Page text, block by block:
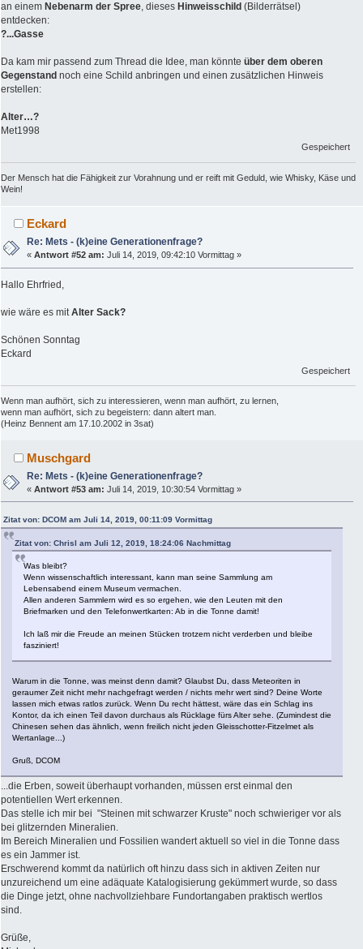
an einem Nebenarm der Spree, dieses Hinweisschild (Bilderrätsel)
entdecken:
?...Gasse
Da kam mir passend zum Thread die Idee, man könnte über dem oberen
Gegenstand noch eine Schild anbringen und einen zusätzlichen Hinweis
erstellen:
Alter…?
Met1998
Gespeichert
Der Mensch hat die Fähigkeit zur Vorahnung und er reift mit Geduld, wie Whisky, Käse und
Wein!
Eckard
Re: Mets - (k)eine Generationenfrage?
«Antwort #52 am: Juli 14, 2019, 09:42:10 Vormittag »
Hallo Ehrfried,
wie wäre es mitAlter Sack?
Schönen Sonntag
Eckard
Gespeichert
Wenn man aufhört, sich zu interessieren, wenn man aufhört, zu lernen,
wenn man aufhört, sich zu begeistern: dann altert man.
(Heinz Bennent am 17.10.2002 in 3sat)
Muschgard
Re: Mets - (k)eine Generationenfrage?
«Antwort #53 am: Juli 14, 2019, 10:30:54 Vormittag »
Zitat von: DCOM am Juli 14, 2019, 00:11:09 Vormittag
Zitat von: Chrisl am Juli 12, 2019, 18:24:06 Nachmittag
Was bleibt?
Wenn wissenschaftlich interessant, kann man seine Sammlung am
Lebensabend einem Museum vermachen.
Allen anderen Sammlern wird es so ergehen, wie den Leuten mit den
Briefmarken und den Telefonwertkarten: Ab in die Tonne damit!
Ich laß mir die Freude an meinen Stücken trotzem nicht verderben und bleibe
fasziniert!
Warum in die Tonne, was meinst denn damit? Glaubst Du, dass Meteoriten in
geraumer Zeit nicht mehr nachgefragt werden / nichts mehr wert sind? Deine Worte
lassen mich etwas ratlos zurück. Wenn Du recht hättest, wäre das ein Schlag ins
Kontor, da ich einen Teil davon durchaus als Rücklage fürs Alter sehe. (Zumindest die
Chinesen sehen das ähnlich, wenn freilich nicht jeden Gleisschotter-Fitzelmet als
Wertanlage...)
Gruß, DCOM
...die Erben, soweit überhaupt vorhanden, müssen erst einmal den
potentiellen Wert erkennen.
Das stelle ich mir bei "Steinen mit schwarzer Kruste" noch schwieriger vor als
bei glitzernden Mineralien.
Im Bereich Mineralien und Fossilien wandert aktuell so viel in die Tonne dass
es ein Jammer ist.
Erschwerend kommt da natürlich oft hinzu dass sich in aktiven Zeiten nur
unzureichend um eine adäquate Katalogisierung gekümmert wurde, so dass
die Dinge jetzt, ohne nachvollziehbare Fundortangaben praktisch wertlos
sind.
Grüße,